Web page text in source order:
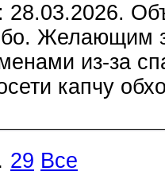
28.03.2026.
Желающим
из-за
капчу
29 Все